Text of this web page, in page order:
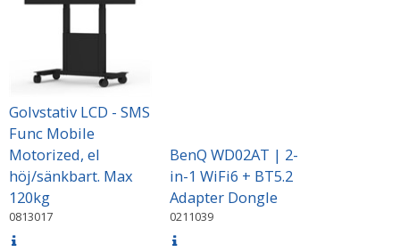
Golvstativ LCD - SMS
Func Mobile
Motorized, el
höj/sänkbart. Max
120kg
0813017
BenQ WD02AT | 2-
in-1 WiFi6 + BT5.2
Adapter Dongle
0211039